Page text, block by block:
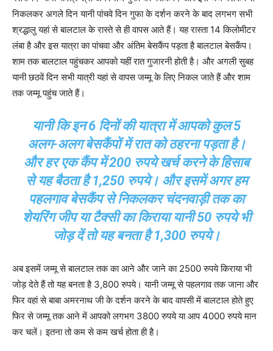
निकलकर अगले दिन यानी पांचवे दिन गुफा के दर्शन करने के बाद लगभग सभी
श्रद्धालु यहां से बालटाल के रास्ते से ही वापस आते हैं। यह रास्ता 14 किलोमीटर
लंबा है और इस यात्रा का पांचवा और अंतिम बेसकैंप पड़ता है बालटाल बेसकैंप।
शाम तक बालटाल पहुंचकर आपको यहीं रात गुजारनी होती है। और अगली सुबह
यानी छठवें दिन सभी यात्री यहां से वापस जम्मू के लिए निकल जाते हैं और शाम
तक जम्मू पहुंच जाते हैं।
यानी कि इन 6 दिनों की यात्रा में आपको कुल 5
अलग-अलग बेसकैंपों में रात को ठहरना पड़ता है।
और हर एक कैंप में 200 रुपये खर्च करने के हिसाब
से यह बैठता है 1,250 रुपये। और इसमें अगर हम
पहलगाव बेसकैंप से निकलकर चंदनवाड़ी तक का
शेयरिंग जीप या टैक्सी का किराया यानी 50 रुपये भी
जोड़ दें तो यह बनता है 1,300 रुपये।
अब इसमें जम्मू से बालटाल तक का आने और जाने का 2500 रुपये किराया भी
जोड़ देते हैं तो यह बनता है 3,800 रुपये। यानी जम्मू से पहलगाव तक जाना और
फिर वहां से बाबा अमरनाथ जी के दर्शन करने के बाद वापसी में बालटाल होते हुए
फिर से जम्मू तक आने में आपको लगभग 3800 रुपये या आप 4000 रुपये मान
कर चलें। इतना तो कम से कम खर्च होता ही है।